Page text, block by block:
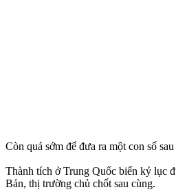
Còn quá sớm để đưa ra một con số
Thành tích ở Trung Quốc biến kỷ lục
Bản, thị trường chủ chốt sau cùng.